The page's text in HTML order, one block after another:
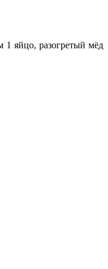
1 яйцо, разогретый мёд